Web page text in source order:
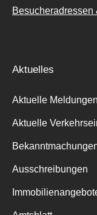
Besucheradressen
Aktuelles
Aktuelle Meldungen
Aktuelle
Ausschreibungen